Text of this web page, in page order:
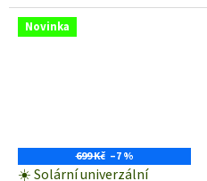
Novinka
699 Kč –7 %
☀️ Solární univerzální